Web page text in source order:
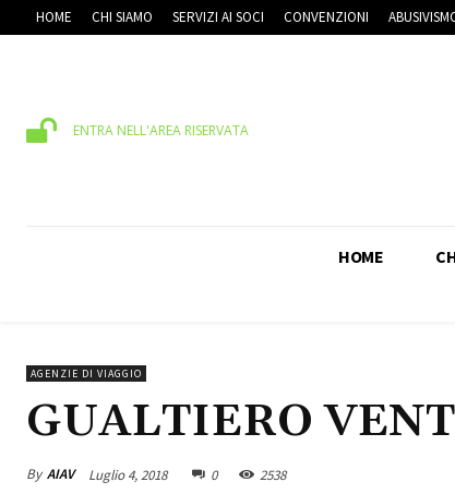
HOME CHI SIAMO SERVIZI AI SOCI CONVENZIONI
ENTRA NELL'AREA RISERVATA
HOME
AGENZIE DI VIAGGIO
GUALTIERO
By AIAV Luglio 4, 2018 0 2538